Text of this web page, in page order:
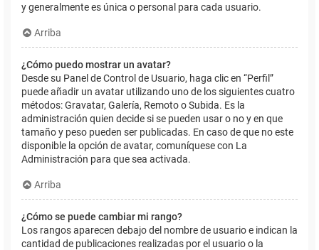
y generalmente es única o personal para cada usuario.
Arriba
¿Cómo puedo mostrar un avatar?
Desde su Panel de Control de Usuario, haga clic en “Perfil”
puede añadir un avatar utilizando uno de los siguientes cuatro
métodos: Gravatar, Galería, Remoto o Subida. Es la
administración quien decide si se pueden usar o no y en que
tamaño y peso pueden ser publicadas. En caso de que no este
disponible la opción de avatar, comuníquese con La
Administración para que sea activada.
Arriba
¿Cómo se puede cambiar mi rango?
Los rangos aparecen debajo del nombre de usuario e indican la
cantidad de publicaciones realizadas por el usuario o la